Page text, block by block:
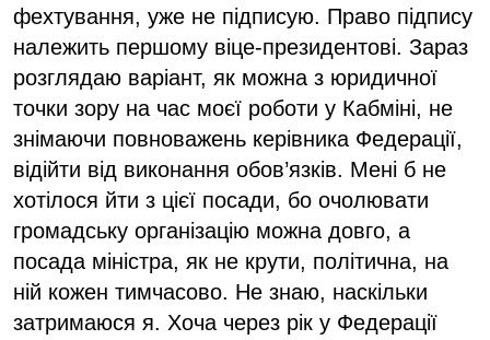
фехтування, уже не підписую. Право підпису
належить першому віце-президентові. Зараз
розглядаю варіант, як можна з юридичної
точки зору на час моєї роботи у Кабміні, не
знімаючи повноважень керівника Федерації,
відійти від виконання обов’язків. Мені б не
хотілося йти з цієї посади, бо очолювати
громадську організацію можна довго, а
посада міністра, як не крути, політична, на
ній кожен тимчасово. Не знаю, наскільки
затримаюся я. Хоча через рік у Федерації